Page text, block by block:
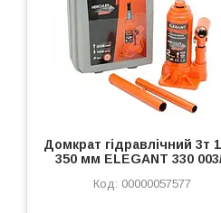
Домкрат гідравлічний 3т
350 мм ELEGANT 330
00000057577